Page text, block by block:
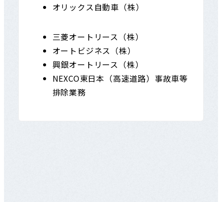
オリックス自動車（株）
三菱オートリース（株）
オートビジネス（株）
興銀オートリース（株）
NEXCO東日本（高速道路）事故車等
排除業務